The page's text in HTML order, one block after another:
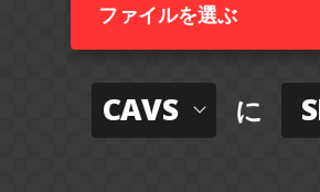
ファイルを選ぶ
CAVS に